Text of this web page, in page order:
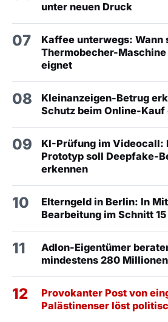
unter neuen Druck
07
Kaffee unterwegs: Wann
Thermobecher-
eignet
08
Kleinanzeigen-Betrug
Schutz beim Online-Kauf
09
KI-Prüfung im Videocall:
Prototyp soll Deepfake-
erkennen
10
Elterngeld in Berlin: In
Bearbeitung im Schnitt
11
Adlon-Eigentümer
mindestens 280
12
Provokanter Post von
Palästinenser löst